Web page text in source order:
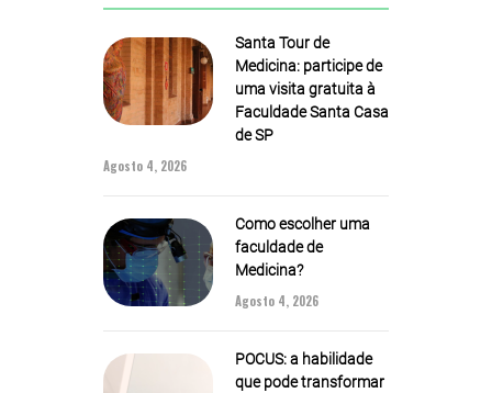
Santa Tour de
Medicina: participe de
uma visita gratuita à
Faculdade Santa Casa
de SP
Agosto 4, 2026
Como escolher uma
faculdade de
Medicina?
Agosto 4, 2026
POCUS: a habilidade
que pode transformar